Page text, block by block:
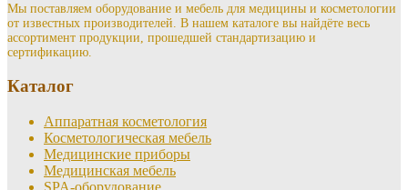
Мы поставляем оборудование и мебель для медицины и косметологии
от известных производителей. В нашем каталоге вы найдёте весь
ассортимент продукции, прошедшей стандартизацию и
сертификацию.
Каталог
Аппаратная косметология
Косметологическая мебель
Медицинские приборы
Медицинская мебель
SPA-оборудование